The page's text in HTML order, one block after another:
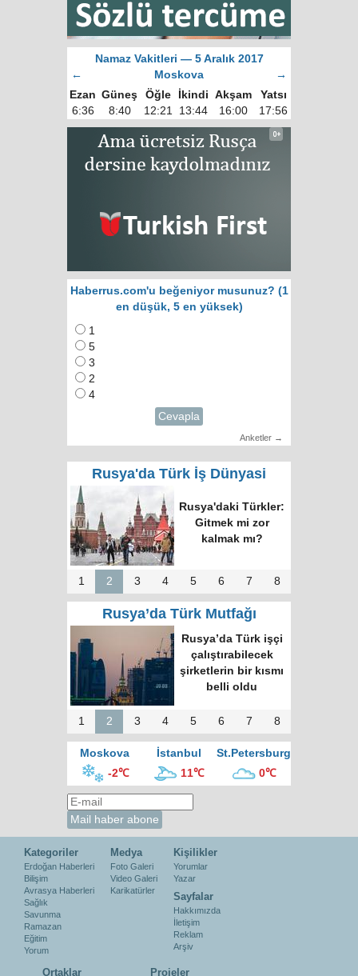
Namaz Vakitleri — 5 Aralık 2017
←
Moskova
→
Ezan Güneş Öğle İkindi Akşam
Yatsı
6:36
8:40 12:21 13:44 16:00 17:56
Haberrus.com'u beğeniyor musunuz? (1
en düşük, 5 en yüksek)
1
5
3
2
4
Cevapla
Anketler →
Rusya'da Türk İş Dünyasi
Rusya'daki Türkler:
Gitmek mi zor
kalmak mı?
1 2 3 4 5 6 7 8
Rusya’da Türk Mutfağı
Rusya’da Türk işçi
çalıştırabilecek
şirketlerin bir kısmı
belli oldu
1 2 3 4 5 6 7 8
Moskova İstanbul
St.Petersburg
-2℃
11℃ 0℃
Kategoriler
Erdoğan Haberleri
Bilişim
Avrasya Haberleri
Sağlık
Savunma
Ramazan
Eğitim
Yorum
Medya
Foto Galeri
Video Galeri
Karikatürler
Kişilikler
Yorumlar
Yazar
Sayfalar
Hakkımızda
İletişim
Reklam
Arşiv
Ortaklar Projeler